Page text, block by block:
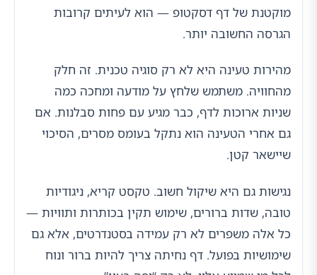
מוקטנת של דף דסקטופ — הוא לעיתים קרובות
הגרסה החשובה יותר.
מהירות טעינה היא לא רק סוגיה טכנית. זה חלק
מהחוויה. משתמש שלחץ על מודעה ומחכה כמה
שניות ארוכות לדף, כבר מגיע עם פחות סבלנות. אם
גם אחרי הטעינה הוא נתקל בעומס מסרים, הסיכוי
שיישאר קטן.
נגישות גם היא שיקול חשוב. טקסט קריא, ניגודיות
טובה, שדות ברורים, שימוש תקין בכותרות ותוויות —
כל אלה משפרים לא רק עמידה בסטנדרטים, אלא גם
שימושיות בפועל. דף נחיתה צריך להיות ברור ונוח